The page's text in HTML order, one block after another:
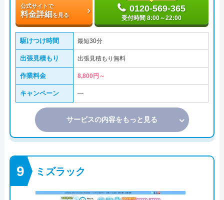
公式サイトで
料金詳細を見る
0120-569-365
受付時間 8:00～22:00
駆けつけ時間 最短30分
出張見積もり 出張見積もり無料
作業料金 8,800円～
キャンペーン ―
サービスの内容をもっと見る
ミズラック